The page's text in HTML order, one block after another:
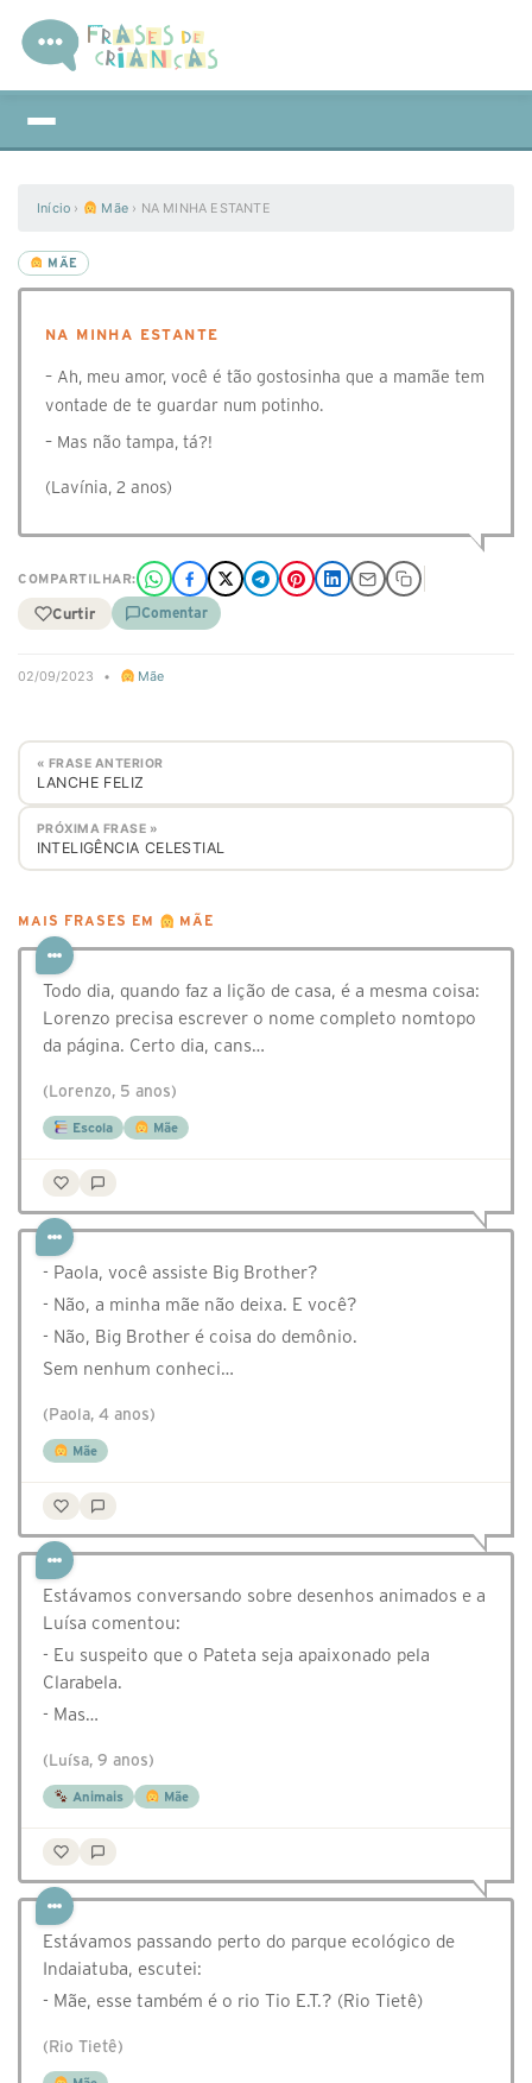
Início › Mãe › NA MINHA ESTANTE
MÃE
NA MINHA ESTANTE
– Ah, meu amor, você é tão gostosinha que a mamãe tem
vontade de te guardar num potinho.
– Mas não tampa, tá?!
(Lavínia, 2 anos)
COMPARTILHAR:
Curtir Comentar
02/09/2023 • Mãe
« FRASE ANTERIOR
LANCHE FELIZ
PRÓXIMA FRASE »
INTELIGÊNCIA CELESTIAL
MAIS FRASES EM MÃE
Todo dia, quando faz a lição de casa, é a mesma coisa:
Lorenzo precisa escrever o nome completo nomtopo
da página. Certo dia, cans…
(Lorenzo, 5 anos)
Escola Mãe
- Paola, você assiste Big Brother?
- Não, a minha mãe não deixa. E você?
- Não, Big Brother é coisa do demônio.
Sem nenhum conheci…
(Paola, 4 anos)
Mãe
Estávamos conversando sobre desenhos animados e a
Luísa comentou:
- Eu suspeito que o Pateta seja apaixonado pela
Clarabela.
- Mas…
(Luísa, 9 anos)
Animais Mãe
Estávamos passando perto do parque ecológico de
Indaiatuba, escutei:
- Mãe, esse também é o rio Tio E.T.? (Rio Tietê)
(Rio Tietê)